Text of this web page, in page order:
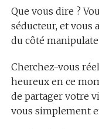
Que vous dire ?
séducteur, et vous
du côté
Cherchez-vous
heureux en ce
de partager votre
vous simplement